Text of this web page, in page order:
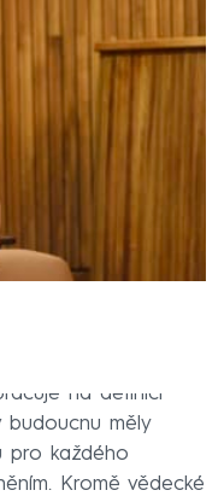
na definici
budoucnu měly
pro každého
Kromě vědecké